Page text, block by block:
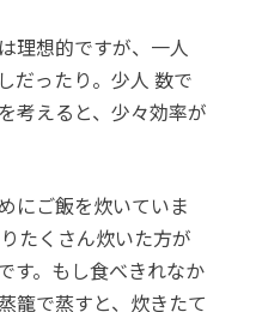
理想的ですが、一人
だったり。少人 数で
考えると、少々効率が
にご飯を炊いていま
たくさん炊いた方が
す。もし食べきれなか
籠で蒸すと、炊きたて